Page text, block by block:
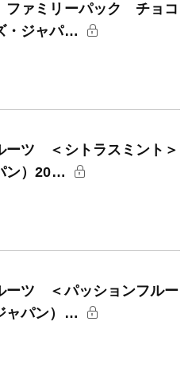
ファミリーパック チョコ
・ジャパ…
ツ ＜シトラスミント＞
ン）20…
ツ ＜パッションフルー
ャパン）…